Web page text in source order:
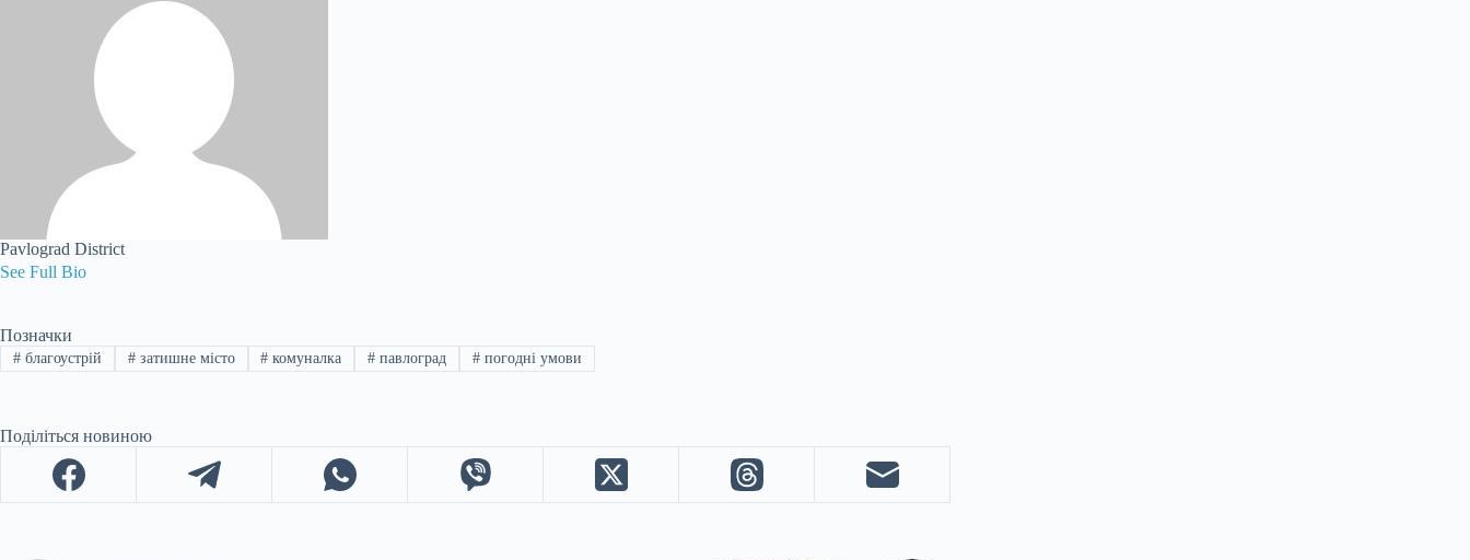
Pavlograd District
See Full Bio
Позначки
#благоустрій #затишне місто # комуналка # павлоград # погодні умови
Поділіться новиною